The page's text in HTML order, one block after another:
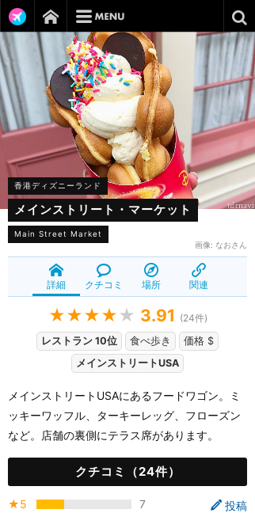
香港ディズニーランド
メインストリート・マーケット
Main Street Market
画像: なおさん
詳細 クチコミ 場所 関連
★★★★ ★ 3.91 (24件)
レストラン 10位
食べ歩き
価格 $
メインストリートUSA
メインストリートUSAにあるフードワゴン。ミ
ッキーワッフル、ターキーレッグ、フローズン
など。店舗の裏側にテラス席があります。
クチコミ（24件）
投稿
★5
7